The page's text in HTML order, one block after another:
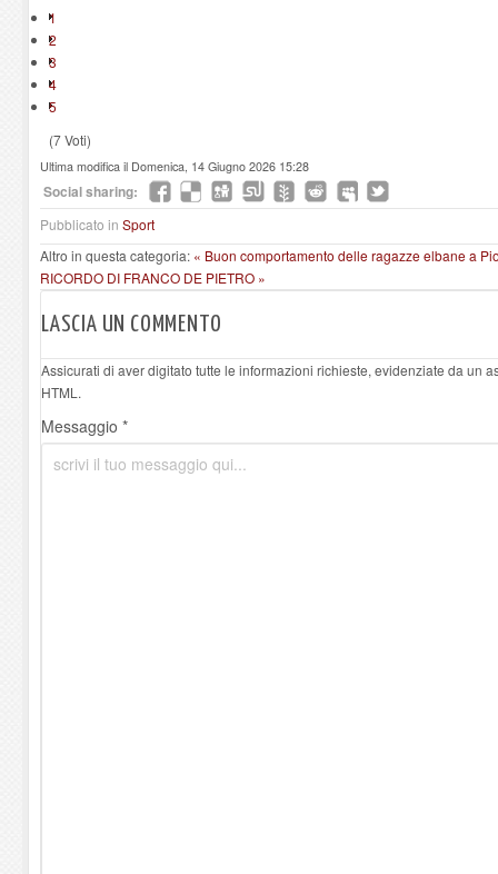
1
2
3
4
5
(7 Voti)
Ultima modifica il Domenica, 14 Giugno 2026 15:28
Social sharing:
Pubblicato in Sport
Altro in questa categoria: « Buon comportamento delle ragazze elbane a
RICORDO DI FRANCO DE PIETRO »
LASCIA UN COMMENTO
Assicurati di aver digitato tutte le informazioni richieste, evidenziate da un
HTML.
Messaggio *